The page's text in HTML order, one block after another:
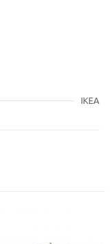
IKEA